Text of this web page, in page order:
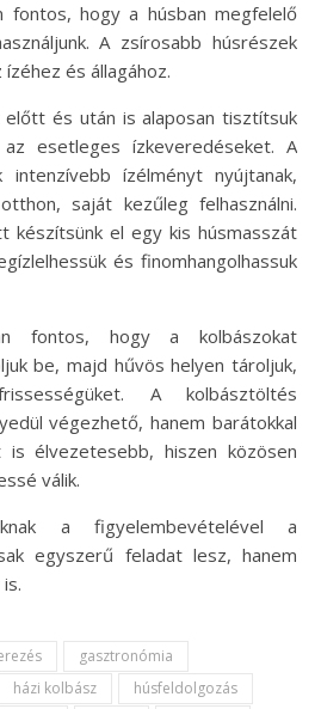
fontos, hogy a húsban megfelelő
A zsírosabb húsrészek
és állagához.
előtt és után is alaposan tisztítsuk
esetleges ízkeveredéseket. A
ízélményt nyújtanak,
saját kezűleg felhasználni.
készítsünk el egy kis húsmasszát
és finomhangolhassuk
fontos, hogy a kolbászokat
be, majd hűvös helyen tároljuk,
A kolbásztöltés
végezhető, hanem barátokkal
is élvezetesebb, hiszen közösen
válik.
a figyelembevételével a
egyszerű feladat lesz, hanem
gasztronómia
házi kolbász húsfeldolgozás